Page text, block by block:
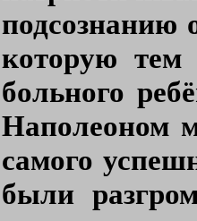
подсознанию
которую
больного
Наполеоном
самого
были